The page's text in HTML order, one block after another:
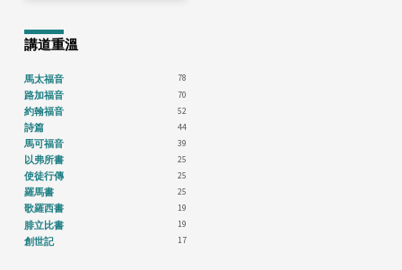
講道重溫
馬太福音 78
路加福音 70
約翰福音 52
詩篇 44
馬可福音 39
以弗所書 25
使徒行傳 25
羅馬書 25
歌羅西書 19
腓立比書 19
創世記 17